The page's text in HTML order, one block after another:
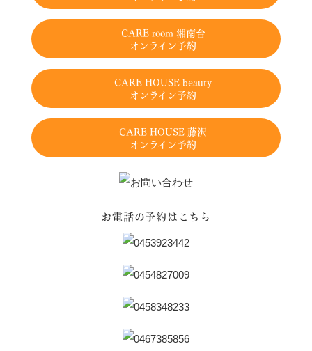
CARE room 湘南台
オンライン予約
CARE HOUSE beauty
オンライン予約
CARE HOUSE 藤沢
オンライン予約
お電話の予約はこちら